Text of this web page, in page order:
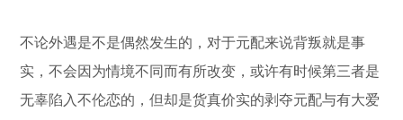
不论外遇是不是偶然发生的，对于元配来说背叛就是事
实，不会因为情境不同而有所改变，或许有时候第三者是
无辜陷入不伦恋的，但却是货真价实的剥夺元配与有大爱